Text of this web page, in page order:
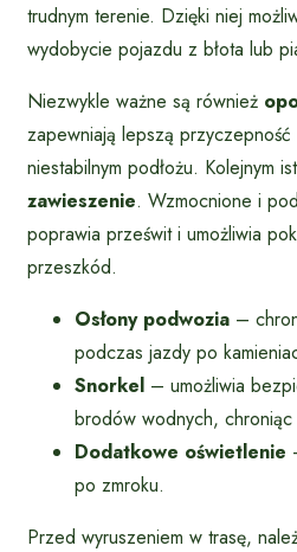
trudnym terenie. Dzięki niej
wydobycie pojazdu z błota lub
Niezwykle ważne są również
zapewniają lepszą przyczepność
niestabilnym podłożu. Kolejnym
zawieszenie. Wzmocnione i
poprawia prześwit i umożliwia
przeszkód.
Osłony podwozia –
podczas jazdy po
Snorkel – umożliwia
brodów wodnych,
Dodatkowe oświetlenie
po zmroku.
Przed wyruszeniem w trasę,